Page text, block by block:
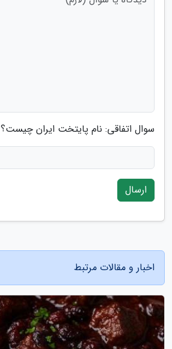
سوال اتفاقی: نام پایتخت ایران چیست؟
ارسال
اخبار و مقالات مرتبط